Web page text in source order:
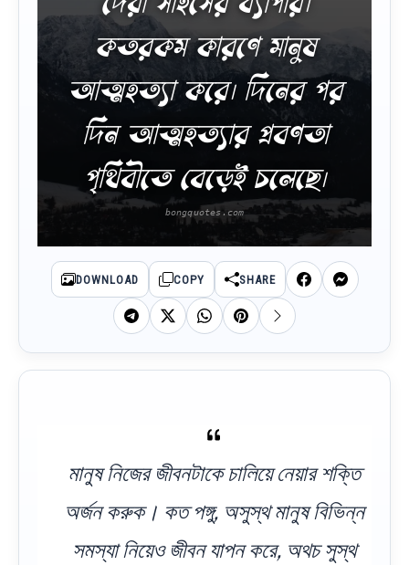
কতরকম কারণে মানুষ
আত্মহত্যা করে। দিনের পর
দিন আত্মহত্যার প্রবণতা
পৃথিবীতে বেড়েই চলেছে।
DOWNLOAD COPY SHARE
মানুষ নিজের জীবনটাকে চালিয়ে নেয়ার শক্তি
অর্জন করুক। কত পঙ্গু, অসুস্থ মানুষ বিভিন্ন
সমস্যা নিয়েও জীবন যাপন করে, অথচ সুস্থ